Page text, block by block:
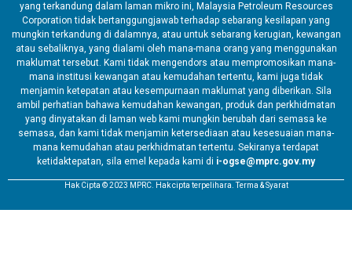
yang terkandung dalam laman mikro ini, Malaysia Petroleum Resources
Corporation tidak bertanggungjawab terhadap sebarang kesilapan yang
mungkin terkandung di dalamnya, atau untuk sebarang kerugian, kewangan
atau sebaliknya, yang dialami oleh mana-mana orang yang menggunakan
maklumat tersebut. Kami tidak mengendors atau mempromosikan mana-
mana institusi kewangan atau kemudahan tertentu, kami juga tidak
menjamin ketepatan atau kesempurnaan maklumat yang diberikan. Sila
ambil perhatian bahawa kemudahan kewangan, produk dan perkhidmatan
yang dinyatakan di laman web kami mungkin berubah dari semasa ke
semasa, dan kami tidak menjamin ketersediaan atau kesesuaian mana-
mana kemudahan atau perkhidmatan tertentu. Sekiranya terdapat
ketidaktepatan, sila emel kepada kami di i-ogse@mprc.gov.my
Hak Cipta © 2023 MPRC. Hak cipta terpelihara. Terma & Syarat